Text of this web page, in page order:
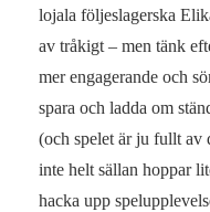
lojala följeslagerska
av tråkigt – men tänk
mer engagerande och
spara och ladda om
(och spelet är ju fullt av
inte helt sällan hoppar
hacka upp